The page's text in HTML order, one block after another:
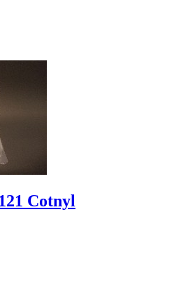
Cotnyl